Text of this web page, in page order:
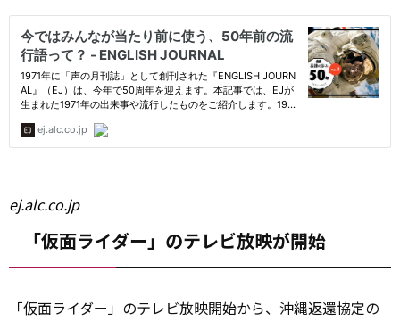
ej.alc.co.jp
「仮面ライダー」のテレビ放映が開始
「仮面ライダー」のテレビ放映開始から、沖縄返還協定の